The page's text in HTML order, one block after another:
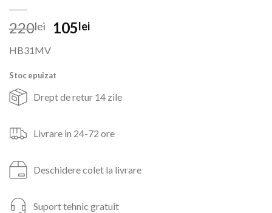
220lei
Prețul
fost:
105leiPrețul
HB31MV
Stoc epuizat
Drept de retur 14 zile
Livrare in 24-72 ore
Deschidere colet la livrare
Suport tehnic gratuit